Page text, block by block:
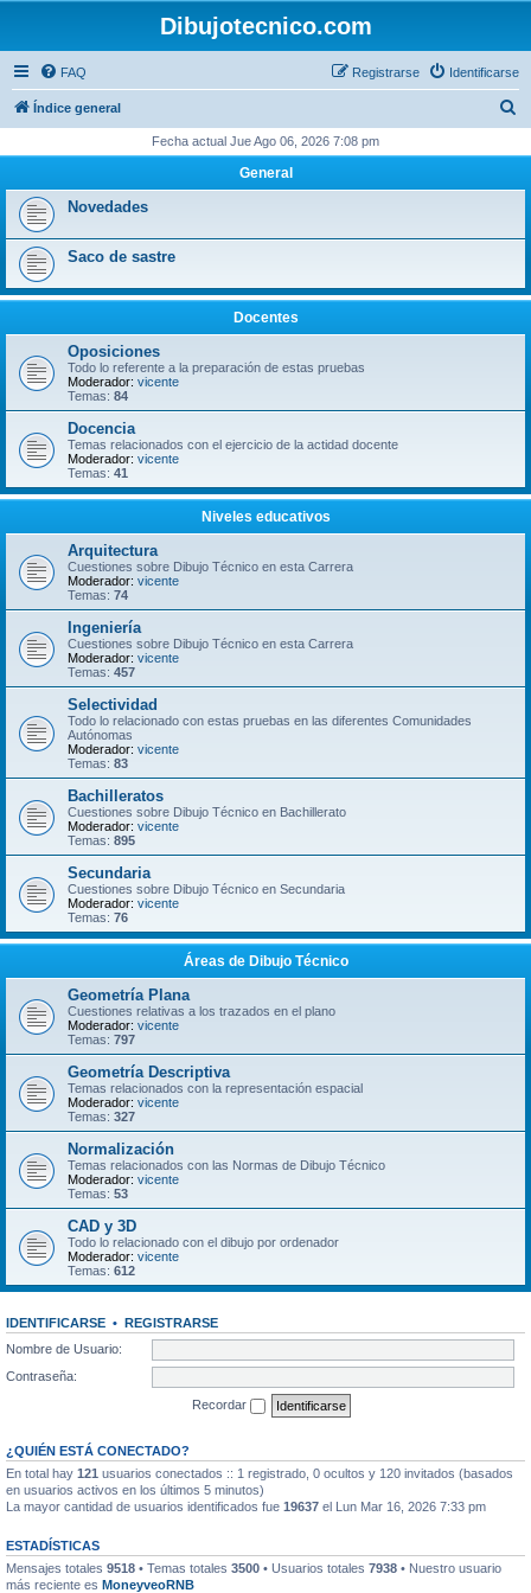
Dibujotecnico.com
FAQ Identificarse
Registrarse
Índice general
c
Fecha actual Jue Ago 06, 2026 7:08 pm
General
Novedades
Saco de sastre
Docentes
Oposiciones
Todo lo referente a la preparación de estas pruebas
Moderador: vicente
Temas: 84
Docencia
Temas relacionados con el ejercicio de la actidad docente
Moderador: vicente
Temas: 41
Niveles educativos
Arquitectura
Cuestiones sobre Dibujo Técnico en esta Carrera
Moderador: vicente
Temas: 74
Ingeniería
Cuestiones sobre Dibujo Técnico en esta Carrera
Moderador: vicente
Temas: 457
Selectividad
Todo lo relacionado con estas pruebas en las diferentes Comunidades
Autónomas
Moderador: vicente
Temas: 83
Bachilleratos
Cuestiones sobre Dibujo Técnico en Bachillerato
Moderador: vicente
Temas: 895
Secundaria
Cuestiones sobre Dibujo Técnico en Secundaria
Moderador: vicente
Temas: 76
Áreas de Dibujo Técnico
Geometría Plana
Cuestiones relativas a los trazados en el plano
Moderador: vicente
Temas: 797
Geometría Descriptiva
Temas relacionados con la representación espacial
Moderador: vicente
Temas: 327
Normalización
Temas relacionados con las Normas de Dibujo Técnico
Moderador: vicente
Temas: 53
CAD y 3D
Todo lo relacionado con el dibujo por ordenador
Moderador: vicente
Temas: 612
IDENTIFICARSE • REGISTRARSE
Nombre de Usuario:
Contraseña:
Recordar
¿QUIÉN ESTÁ CONECTADO?
En total hay 121 usuarios conectados :: 1 registrado, 0 ocultos y 120 invitados (basados
en usuarios activos en los últimos 5 minutos)
La mayor cantidad de usuarios identificados fue 19637 el Lun Mar 16, 2026 7:33 pm
ESTADÍSTICAS
Mensajes totales 9518 • Temas totales 3500 • Usuarios totales 7938 • Nuestro usuario
más reciente es MoneyveoRNB